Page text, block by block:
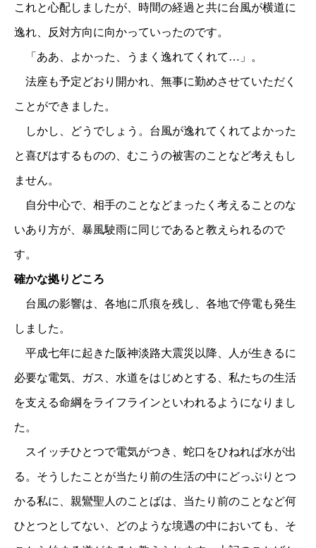
これと心配しましたが、時間の経過と共に台風が横道に
逸れ、反対方向に向かっていったのです。
「ああ、よかった、うまく逸れてくれて…」。
法座も予定どおり開かれ、無事に勤めさせていただく
ことができました。
しかし、どうでしょう。台風が逸れてくれてよかった
と喜びはするものの、むこうの被害のことなど考えもし
ません。
自分中心で、相手のことなどまったく考えることのな
いあり方が、暴風駛雨に同じであると教えられるので
す。
確かな拠りどころ
台風の影響は、各地に爪痕を残し、各地で停電も発生
しました。
平成七年に起きた阪神淡路大震災以降、人が生きるに
必要な電気、ガス、水道をはじめとする、私たちの生活
を支える命綱をライフラインといわれるようになりまし
た。
スイッチひとつで電気がつき、蛇口をひねれば水が出
る。そうしたことが当たり前の生活の中にどっぷりとつ
かる私に、親鸞聖人のことばは、当たり前のことなど何
ひとつとしてない、どのような境遇の中においても、そ